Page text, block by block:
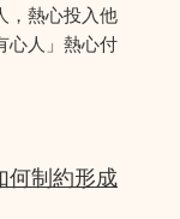
，熱心投入他
心人」熱心付
何制約形成